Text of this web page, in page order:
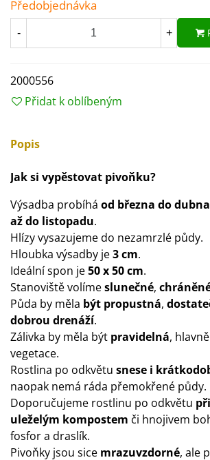
Předobjednávka
- +
2000556
Přidat k oblíbeným
Popis
Jak si vypěstovat pivoňku?
Výsadba probíhá od března do dubna
až do listopadu.
Hlízy vysazujeme do nezamrzlé půdy.
Hloubka výsadby je3 cm.
Ideální spon je50 x 50 cm.
Stanoviště volímeslunečné,
Půda by měla být propustná,
dobrou drenáží.
Zálivka by měla být pravidelná,
vegetace.
Rostlina po odkvětu snese i
naopak nemá ráda přemokřené půdy.
Doporučujeme rostlinu po odkvětu
uleželým kompostem či hnojivem
fosfor a draslík.
Pivoňky jsou sice mrazuvzdorné, ale